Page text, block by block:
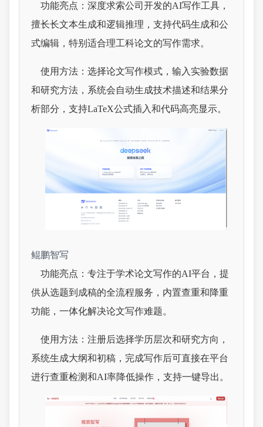
功能亮点：深度求索公司开发的AI写作工具，
擅长长文本生成和逻辑推理，支持代码生成和公
式编辑，特别适合理工科论文的写作需求。
使用方法：选择论文写作模式，输入实验数据
和研究方法，系统会自动生成技术描述和结果分
析部分，支持LaTeX公式插入和代码高亮显示。
鲲鹏智写
功能亮点：专注于学术论文写作的AI平台，提
供从选题到成稿的全流程服务，内置查重和降重
功能，一体化解决论文写作难题。
使用方法：注册后选择学历层次和研究方向，
系统生成大纲和初稿，完成写作后可直接在平台
进行查重检测和AI率降低操作，支持一键导出。